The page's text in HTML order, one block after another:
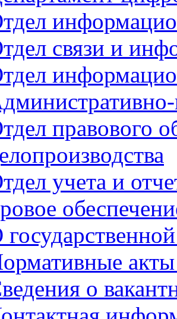
связи и
правового
учета и
акты
о